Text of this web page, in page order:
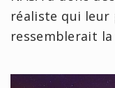
réaliste qui
ressemblerait